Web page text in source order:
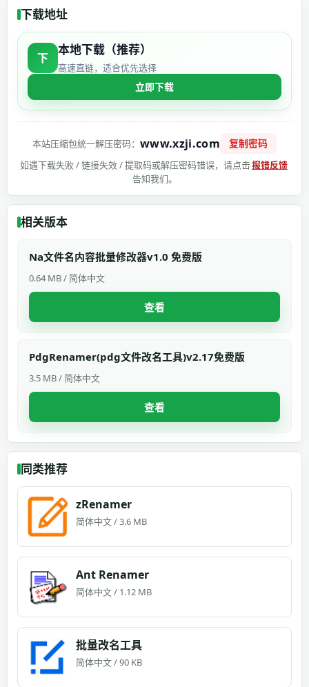
下载地址
下
本地下载（推荐）
高速直链，适合优先选择
立即下载
本站压缩包统一解压密码：www.xzji.com 复制密码
如遇下载失败 / 链接失效 / 提取码或解压密码错误，请点击报错反馈
告知我们。
相关版本
Na文件名内容批量修改器v1.0 免费版
0.64 MB / 简体中文
查看
PdgRenamer(pdg文件改名工具)v2.17免费版
3.5 MB / 简体中文
查看
同类推荐
zRenamer
简体中文 / 3.6 MB
Ant Renamer
简体中文 / 1.12 MB
批量改名工具
简体中文 / 90 KB